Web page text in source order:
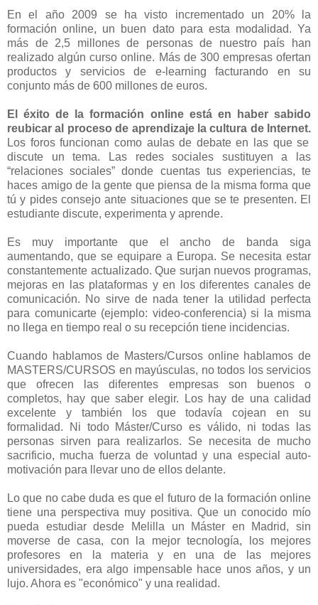
En el año 2009 se ha visto incrementado un 20% la
formación online, un buen dato para esta modalidad. Ya
más de 2,5 millones de personas de nuestro país han
realizado algún curso online. Más de 300 empresas ofertan
productos y servicios de e-learning facturando en su
conjunto más de 600 millones de euros.
El éxito de la formación online está en haber sabido
reubicar al proceso de aprendizaje la cultura de Internet.
Los foros funcionan como aulas de debate en las que se
discute un tema. Las redes sociales sustituyen a las
“relaciones sociales” donde cuentas tus experiencias, te
haces amigo de la gente que piensa de la misma forma que
tú y pides consejo ante situaciones que se te presenten. El
estudiante discute, experimenta y aprende.
Es muy importante que el ancho de banda siga
aumentando, que se equipare a Europa. Se necesita estar
constantemente actualizado. Que surjan nuevos programas,
mejoras en las plataformas y en los diferentes canales de
comunicación. No sirve de nada tener la utilidad perfecta
para comunicarte (ejemplo: video-conferencia) si la misma
no llega en tiempo real o su recepción tiene incidencias.
Cuando hablamos de Masters/Cursos online hablamos de
MASTERS/CURSOS en mayúsculas, no todos los servicios
que ofrecen las diferentes empresas son buenos o
completos, hay que saber elegir. Los hay de una calidad
excelente y también los que todavía cojean en su
formalidad. Ni todo Máster/Curso es válido, ni todas las
personas sirven para realizarlos. Se necesita de mucho
sacrificio, mucha fuerza de voluntad y una especial auto-
motivación para llevar uno de ellos delante.
Lo que no cabe duda es que el futuro de la formación online
tiene una perspectiva muy positiva. Que un conocido mío
pueda estudiar desde Melilla un Máster en Madrid, sin
moverse de casa, con la mejor tecnología, los mejores
profesores en la materia y en una de las mejores
universidades, era algo impensable hace unos años, y un
lujo. Ahora es "económico" y una realidad.